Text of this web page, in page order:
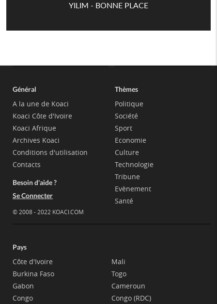
YILIM - BONNE PLACE
Général
A la une de Koaci
Koaci Côte d'Ivoire
Koaci Afrique
Archives Koaci
Conditions d'utilisation
Contacts
Besoin d'aide ?
Se Connecter
© 2008 - 2022 KOACI.COM
Thèmes
Politique
Société
Sport
Economie
Culture
Technologie
Tribune
Evènement
Santé
Pays
Côte d'Ivoire
Burkina Faso
Gabon
Congo
Mali
Togo
Cameroun
Congo (RDC)